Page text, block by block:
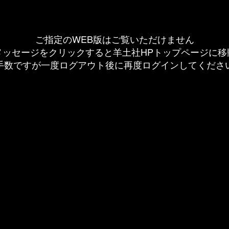
ご指定のWEB版はご覧いただけません
セージをクリックすると羊土社HPトップページに移
数ですが一度ログアウト後に再度ログインしてくださ